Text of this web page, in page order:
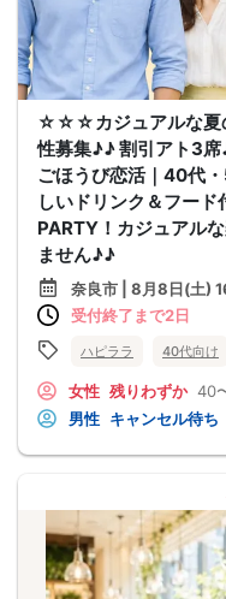
☆☆☆カジュアルな夏
性募集♪♪ 割引アト3
ごほうび恋活｜40代
しいドリンク＆フー
PARTY！カジュアル
ません♪♪
奈良市 | 8月8日(土)
受付終了まで2日
ハピララ 40代向け
女性 残りわずか 40
男性 キャンセル待ち